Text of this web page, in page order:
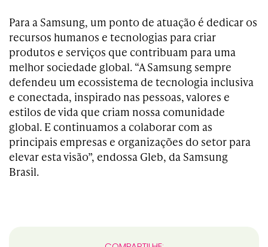
Para a Samsung, um ponto de atuação é dedicar os
recursos humanos e tecnologias para criar
produtos e serviços que contribuam para uma
melhor sociedade global. “A Samsung sempre
defendeu um ecossistema de tecnologia inclusiva
e conectada, inspirado nas pessoas, valores e
estilos de vida que criam nossa comunidade
global. E continuamos a colaborar com as
principais empresas e organizações do setor para
elevar esta visão”, endossa Gleb, da Samsung
Brasil.